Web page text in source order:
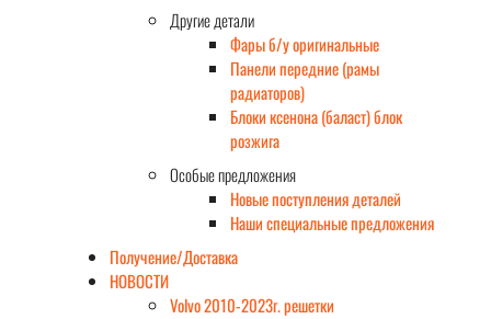
Другие детали
Фары б/у оригинальные
Панели передние (рамы
радиаторов)
Блоки ксенона (баласт) блок
розжига
Особые предложения
Новые поступления деталей
Наши специальные предложения
Получение/Доставка
НОВОСТИ
Volvo 2010-2023г. решетки